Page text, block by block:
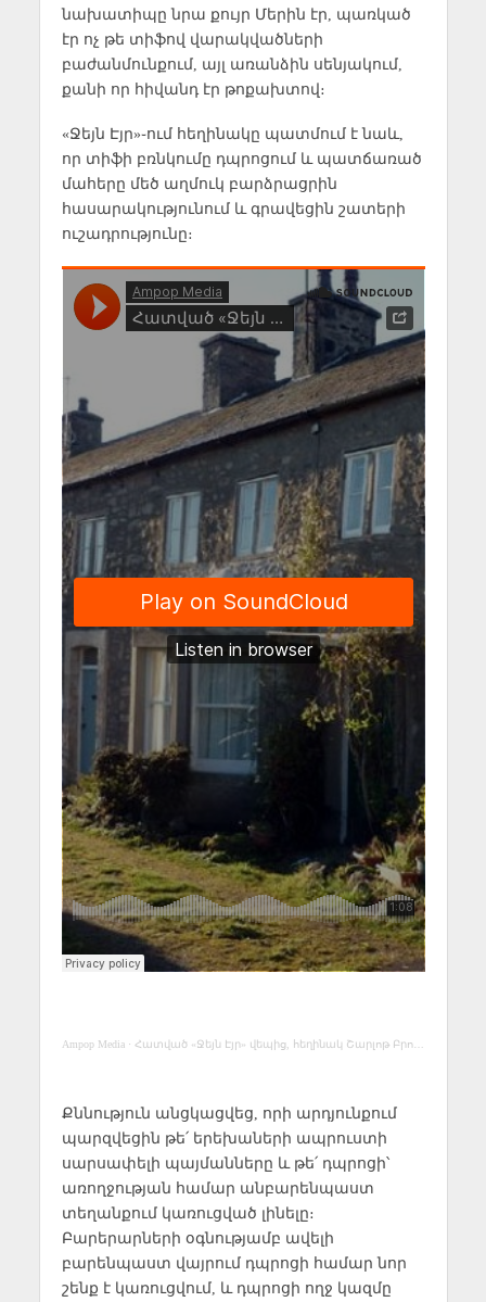
նախատիպը նրա քույր Մերին էր, պառկած
էր ոչ թե տիֆով վարակվածների
բաժանմունքում, այլ առանձին սենյակում,
քանի որ հիվանդ էր թոքախտով։
«Ջեյն Էյր»֊ում հեղինակը պատմում է նաև,
որ տիֆի բռնկումը դպրոցում և պատճառած
մահերը մեծ աղմուկ բարձրացրին
հասարակությունում և գրավեցին շատերի
ուշադրությունը։
Ampop Media· Հատված «Ջեյն Էյր» վեպից, հեղինակ Շարլոթ Բրոնտե
Քննություն անցկացվեց, որի արդյունքում
պարզվեցին թե՛ երեխաների ապրուստի
սարսափելի պայմանները և թե՛ դպրոցի՝
առողջության համար անբարենպաստ
տեղանքում կառուցված լինելը։
Բարերարների օգնությամբ ավելի
բարենպաստ վայրում դպրոցի համար նոր
շենք է կառուցվում, և դպրոցի ողջ կազմը